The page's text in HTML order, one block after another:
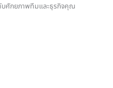
บศักยภาพทีมและธุรกิจคุณ